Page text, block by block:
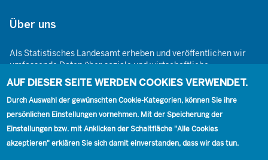
Über uns
Als Statistisches Landesamt erheben und veröffentlichen wir
umfassende Daten über soziale und wirtschaftliche
Gegebenheiten. Dabei sind wir den Grundsätzen der Neutralität,
Objektivität, wissenschaftlichen Unabhängigkeit und der
statistischen Geheimhaltung verpflichtet.
Footer
Kontakt Presse Karriere
AUF DIESER SEITE WERDEN COOKIES VERWENDET.
Durch Auswahl der gewünschten Cookie-Kategorien, können Sie ihre
persönlichen Einstellungen vornehmen. Mit der Speicherung der
Einstellungen bzw. mit Anklicken der Schaltfläche "Alle Cookies
akzeptieren" erklären Sie sich damit einverstanden, dass wir das tun.